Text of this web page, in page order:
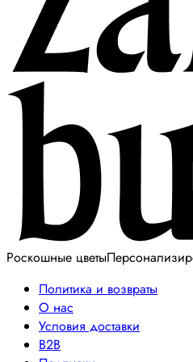
Роскошные цветы
Политика и возвраты
О нас
Условия доставки
B2B